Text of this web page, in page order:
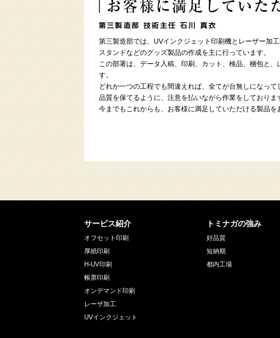
第三製造部では、UVインクジェット印刷機とレーザー加
スタンドなどのグッズ製品の作成を主に行っています。
この部署は、データ入稿、印刷、カット、検品、梱包と
す。
どれか一つの工程でも間違えれば、全てが台無しになっ
品質を保てるように、注意を払いながら作業をしておりま
今までもこれからも、お客様に満足していただける製品を
サービス紹介
オフセット印刷
厚紙印刷
H-UV印刷
帳票印刷
オンデマンド印刷
レーザ加工
UVインクジェット
トミナガの強み
好品質
短納期
都内工場